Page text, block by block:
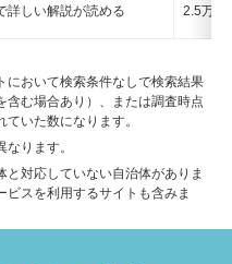
詳しい解説が読める 2.5万点
において検索条件なしで検索結果
含む場合あり）、または調査時点
いた数になります。
ります。
対応していない自治体がありま
スを利用するサイトも含みま